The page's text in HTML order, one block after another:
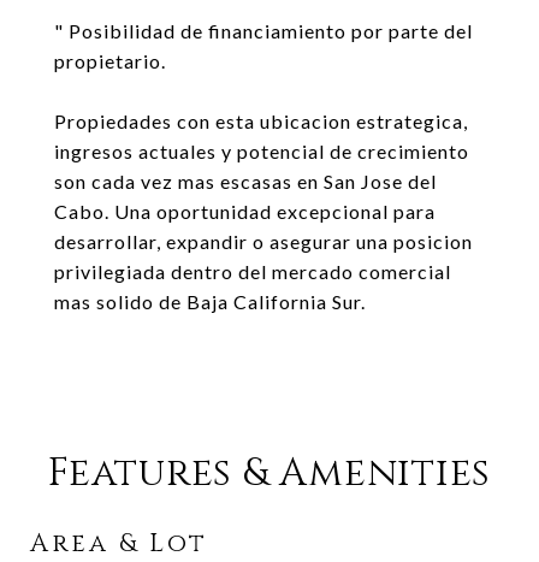
" Posibilidad de financiamiento por parte del
propietario.
Propiedades con esta ubicacion estrategica,
ingresos actuales y potencial de crecimiento
son cada vez mas escasas en San Jose del
Cabo. Una oportunidad excepcional para
desarrollar, expandir o asegurar una posicion
privilegiada dentro del mercado comercial
mas solido de Baja California Sur.
Features & Amenities
Area & Lot